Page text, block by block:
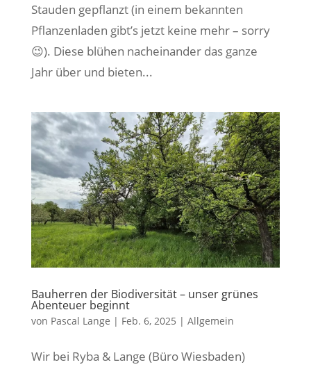
Stauden gepflanzt (in einem bekannten
Pflanzenladen gibt’s jetzt keine mehr – sorry
😉). Diese blühen nacheinander das ganze
Jahr über und bieten...
Bauherren der Biodiversität – unser grünes
Abenteuer beginnt
von Pascal Lange | Feb. 6, 2025 | Allgemein
Wir bei Ryba & Lange (Büro Wiesbaden)